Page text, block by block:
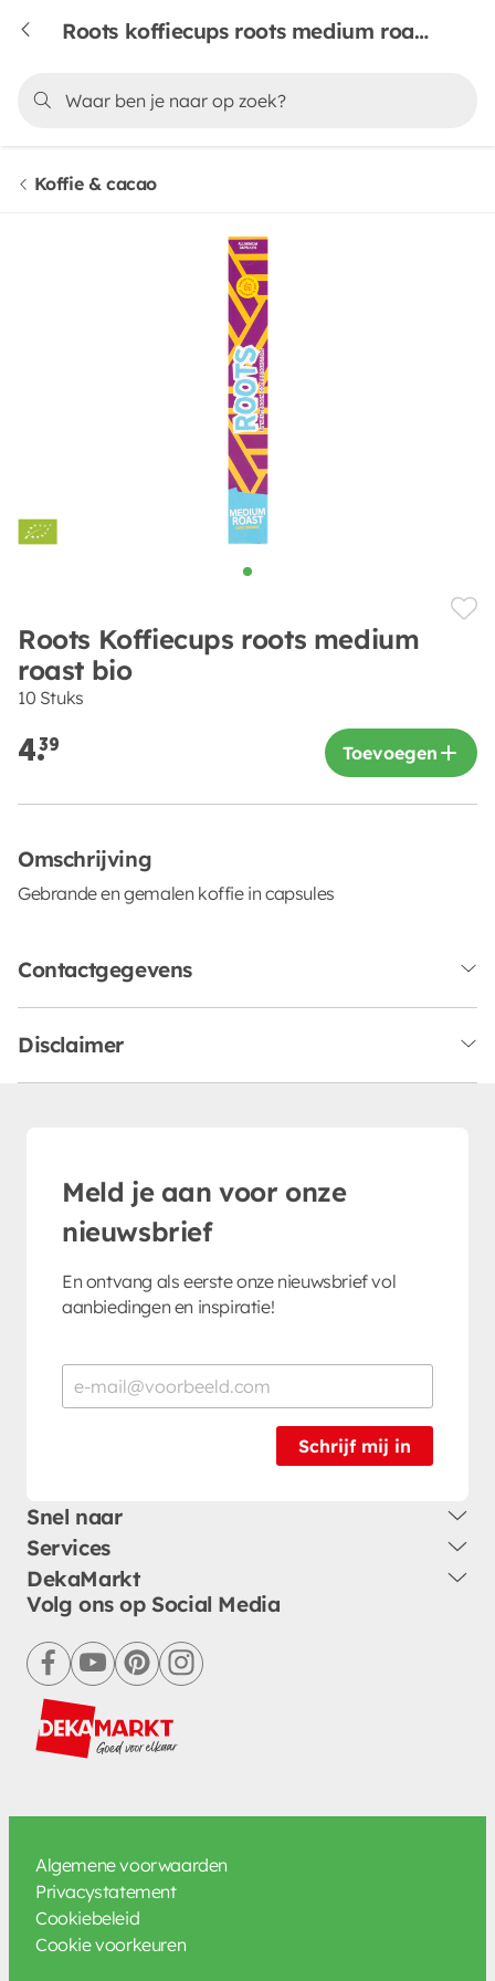
Roots koffiecups roots medium roast bio
Koffie & cacao
Roots Koffiecups roots medium
roast bio
10 Stuks
4.39 Toevoegen
Omschrijving
Gebrande en gemalen koffie in capsules
Contactgegevens
Disclaimer
Meld je aan voor onze
nieuwsbrief
En ontvang als eerste onze nieuwsbrief vol
aanbiedingen en inspiratie!
Schrijf mij in
Snel naar
Services
DekaMarkt
Volg ons op Social Media
facebookyoutubepinterestinstagram
Algemene voorwaarden
Privacystatement
Cookiebeleid
Cookie voorkeuren